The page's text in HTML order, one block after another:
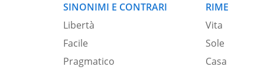
SINONIMI E CONTRARI
Libertà
Facile
Pragmatico
RIME
Vita
Sole
Casa